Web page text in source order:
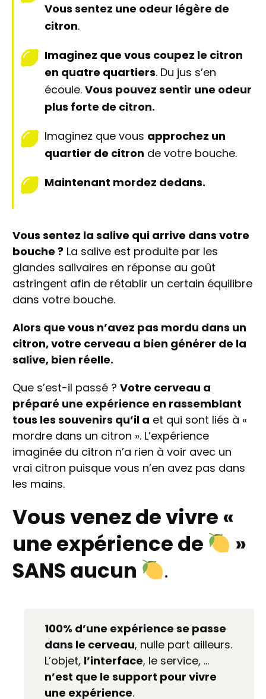
Vous sentez une odeur légère de
citron.
Imaginez que vous coupez le citron
en quatre quartiers. Du jus s’en
écoule. Vous pouvez sentir une odeur
plus forte de citron.
Imaginez que vous approchez un
quartier de citron de votre bouche.
Maintenant mordez dedans.
Vous sentez la salive qui arrive dans votre
bouche ? La salive est produite par les
glandes salivaires en réponse au goût
astringent afin de rétablir un certain équilibre
dans votre bouche.
Alors que vous n’avez pas mordu dans un
citron, votre cerveau a bien générer de la
salive, bien réelle.
Que s’est-il passé ? Votre cerveau a
préparé une expérience en rassemblant
tous les souvenirs qu’il a et qui sont liés à «
mordre dans un citron ». L’expérience
imaginée du citron n’a rien à voir avec un
vrai citron puisque vous n’en avez pas dans
les mains.
Vous venez de vivre «
une expérience de
»
SANS aucun
.
100% d’une expérience se passe
dans le cerveau, nulle part ailleurs.
L’objet, l’interface, le service, …
n’est que le support pour vivre
une expérience.